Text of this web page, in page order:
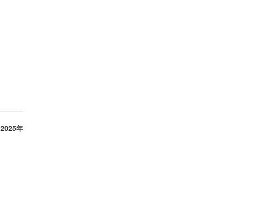
2025年